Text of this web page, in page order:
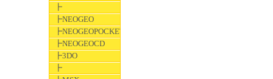
┣
┣NEOGEO
┣NEOGEOPOCKET
┣NEOGEOCD
┣3DO
┣